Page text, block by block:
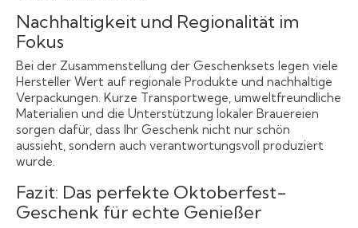
Nachhaltigkeit und Regionalität im
Fokus
Bei der Zusammenstellung der Geschenksets legen viele
Hersteller Wert auf regionale Produkte und nachhaltige
Verpackungen. Kurze Transportwege, umweltfreundliche
Materialien und die Unterstützung lokaler Brauereien
sorgen dafür, dass Ihr Geschenk nicht nur schön
aussieht, sondern auch verantwortungsvoll produziert
wurde.
Fazit: Das perfekte Oktoberfest-
Geschenk für echte Genießer